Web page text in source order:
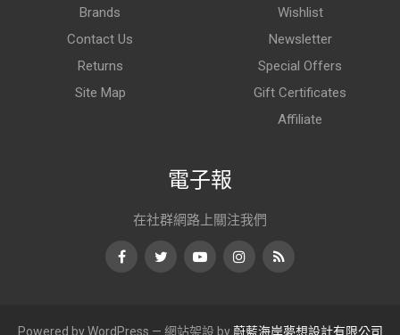
Brands
Contact Us
Returns
Site Map
Wishlist
Newsletter
Special Offers
Gift Certificates
Affiliate
電子報
在社群網路上關注我們
FacebookTwitterYoutubeInstagram
RSS
Powered by WordPress — 網站架設 by蔚藍海岸夢想設計有限公司